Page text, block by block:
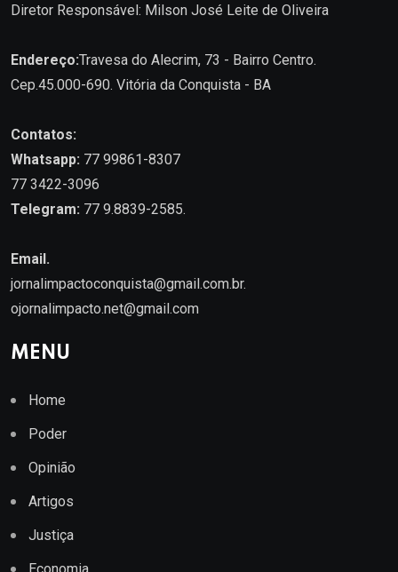
Diretor Responsável: Milson José Leite de Oliveira
Endereço:Travesa do Alecrim, 73 - Bairro Centro.
Cep.45.000-690. Vitória da Conquista - BA
Contatos:
Whatsapp: 77 99861-8307
77 3422-3096
Telegram: 77 9.8839-2585.
Email.
jornalimpactoconquista@gmail.com.br.
ojornalimpacto.net@gmail.com
MENU
Home
Poder
Opinião
Artigos
Justiça